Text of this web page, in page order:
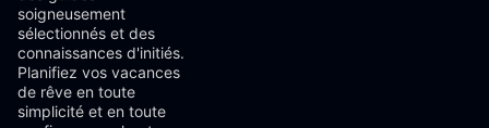
soigneusement
sélectionnés et des
connaissances d'initiés.
Planifiez vos vacances
de rêve en toute
simplicité et en toute